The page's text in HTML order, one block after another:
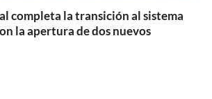
completa la transición al sistema
la apertura de dos nuevos